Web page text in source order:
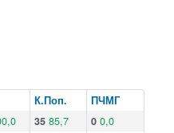
К.Поп.
ПЧМГ
35 85,7 0 0,0